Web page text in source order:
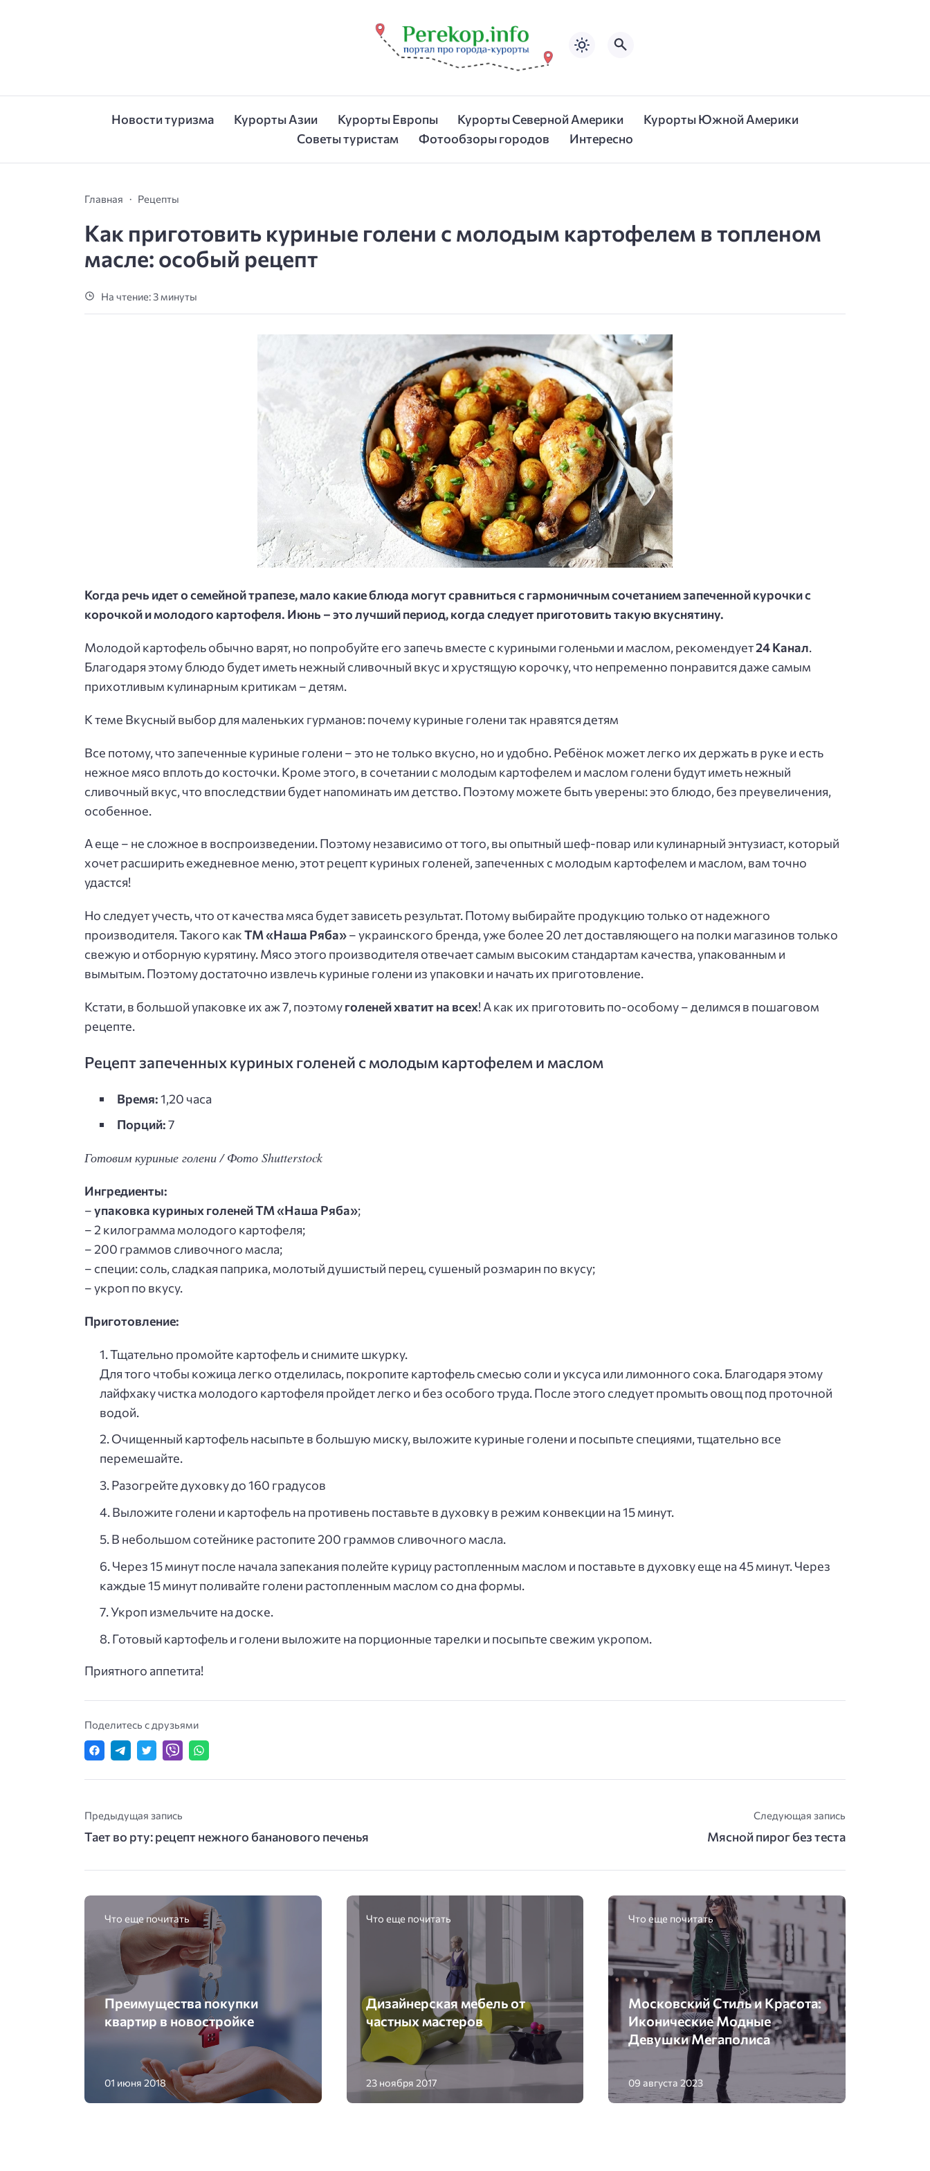
Новости туризма Курорты Азии Курорты Европы Курорты Северной Америки
Курорты Южной Америки
Советы туристам
Фотообзоры городов Интересно
Главная Рецепты
Как приготовить куриные голени с молодым картофелем в топленом
масле: особый рецепт
На чтение: 3 минуты
Когда речь идет о семейной трапезе, мало какие блюда могут сравниться с гармоничным сочетанием запеченной курочки с
корочкой и молодого картофеля. Июнь – это лучший период, когда следует приготовить такую вкуснятину.
Молодой картофель обычно варят, но попробуйте его запечь вместе с куриными голеньми и маслом, рекомендует24 Канал.
Благодаря этому блюдо будет иметь нежный сливочный вкус и хрустящую корочку, что непременно понравится даже самым
прихотливым кулинарным критикам – детям.
К теме Вкусный выбор для маленьких гурманов: почему куриные голени так нравятся детям
Все потому, что запеченные куриные голени – это не только вкусно, но и удобно. Ребёнок может легко их держать в руке и есть
нежное мясо вплоть до косточки. Кроме этого, в сочетании с молодым картофелем и маслом голени будут иметь нежный
сливочный вкус, что впоследствии будет напоминать им детство. Поэтому можете быть уверены: это блюдо, без преувеличения,
особенное.
А еще – не сложное в воспроизведении. Поэтому независимо от того, вы опытный шеф-повар или кулинарный энтузиаст, который
хочет расширить ежедневное меню, этот рецепт куриных голеней, запеченных с молодым картофелем и маслом, вам точно
удастся!
Но следует учесть, что от качества мяса будет зависеть результат. Потому выбирайте продукцию только от надежного
производителя. Такого какТМ «Наша Ряба»– украинского бренда, уже более 20 лет доставляющего на полки магазинов только
свежую и отборную курятину. Мясо этого производителя отвечает самым высоким стандартам качества, упакованным и
вымытым. Поэтому достаточно извлечь куриные голени из упаковки и начать их приготовление.
Кстати, в большой упаковке их аж 7, поэтомуголеней хватит на всех! А как их приготовить по-особому – делимся в пошаговом
рецепте.
Рецепт запеченных куриных голеней с молодым картофелем и маслом
Время:1,20 часа
Порций:7
Готовим куриные голени / Фото Shutterstock
Ингредиенты:
–упаковка куриных голеней ТМ «Наша Ряба»;
– 2 килограмма молодого картофеля;
– 200 граммов сливочного масла;
– специи: соль, сладкая паприка, молотый душистый перец, сушеный розмарин по вкусу;
– укроп по вкусу.
Приготовление:
Тщательно промойте картофель и снимите шкурку.
Для того чтобы кожица легко отделилась, покропите картофель смесью соли и уксуса или лимонного сока. Благодаря этому
лайфхаку чистка молодого картофеля пройдет легко и без особого труда. После этого следует промыть овощ под проточной
водой.
Очищенный картофель насыпьте в большую миску, выложите куриные голени и посыпьте специями, тщательно все
перемешайте.
Разогрейте духовку до 160 градусов
Выложите голени и картофель на противень поставьте в духовку в режим конвекции на 15 минут.
В небольшом сотейнике растопите 200 граммов сливочного масла.
Через 15 минут после начала запекания полейте курицу растопленным маслом и поставьте в духовку еще на 45 минут. Через
каждые 15 минут поливайте голени растопленным маслом со дна формы.
Укроп измельчите на доске.
Готовый картофель и голени выложите на порционные тарелки и посыпьте свежим укропом.
Приятного аппетита!
Поделитесь с друзьями
Предыдущая запись
Тает во рту: рецепт нежного бананового печенья
Следующая запись
Мясной пирог без теста
Что еще почитать
Преимущества покупки
квартир в новостройке
01 июня 2018
Что еще почитать
Дизайнерская мебель от
частных мастеров
23 ноября 2017
Что еще почитать
Московский Стиль и Красота:
Иконические Модные
Девушки Мегаполиса
09 августа 2023